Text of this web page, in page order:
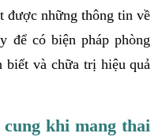
được những thông tin về
để có biện pháp phòng
biết và chữa trị hiệu quả
khi mang thai